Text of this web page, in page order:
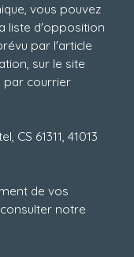
vous pouvez
liste d'opposition
par l'article
sur le site
par courrier
CS 61311, 41013
de vos
notre